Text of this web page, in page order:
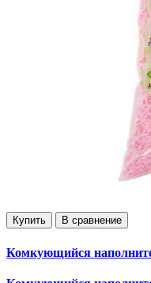
Купить В сравнение
Комкующийся